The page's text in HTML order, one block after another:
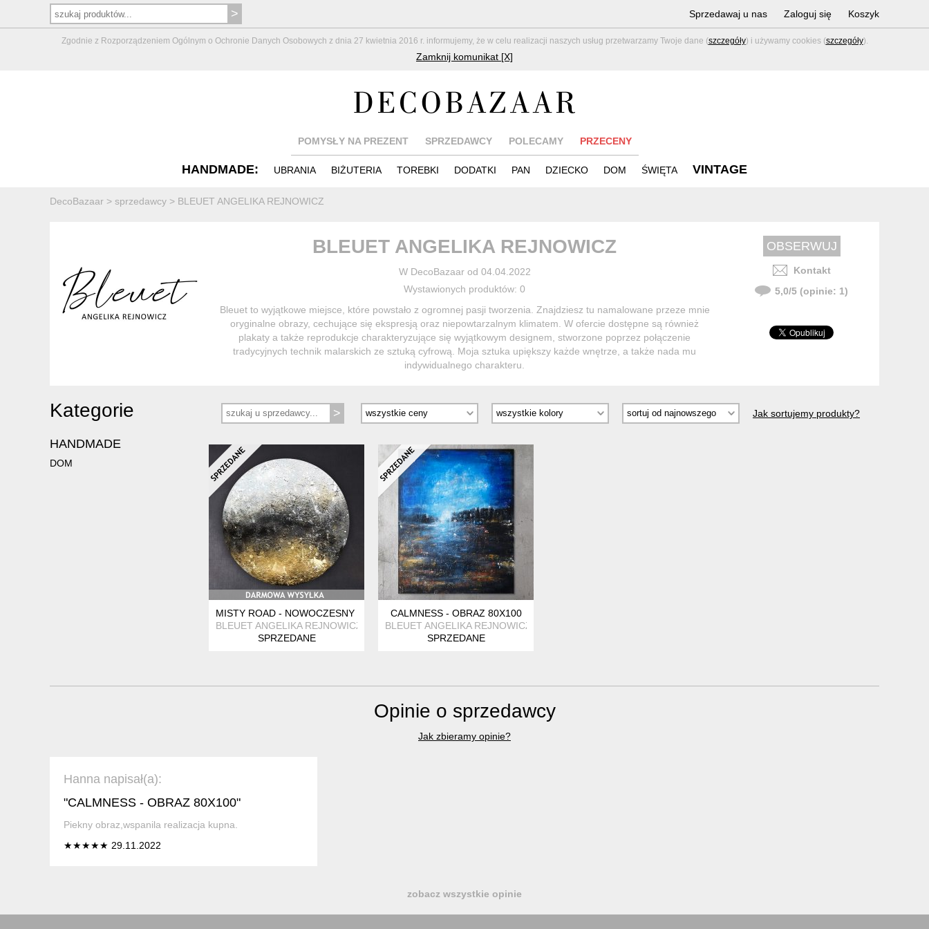
Zgodnie z Rozporządzeniem Ogólnym o Ochronie Danych Osobowych z dnia 27 kwietnia 2016 r. informujemy, że w celu realizacji naszych usług przetwarzamy Twoje dane (szczegóły) i używamy cookies (szczegóły).
Zamknij komunikat [X]
Sprzedawaj u nas Zaloguj się Koszyk
POMYSŁY NA PREZENT SPRZEDAWCY POLECAMY PRZECENY
HANDMADE: UBRANIA BIŻUTERIA TOREBKI DODATKI PAN DZIECKO DOM ŚWIĘTA VINTAGE
DecoBazaar > sprzedawcy > BLEUET ANGELIKA REJNOWICZ
Kontakt
5,0/5 (opinie: 1)
BLEUET ANGELIKA REJNOWICZ
W DecoBazaar od 04.04.2022
Wystawionych produktów: 0
Bleuet to wyjątkowe miejsce, które powstało z ogromnej pasji tworzenia. Znajdziesz tu namalowane przeze mnie
oryginalne obrazy, cechujące się ekspresją oraz niepowtarzalnym klimatem. W ofercie dostępne są również
plakaty a także reprodukcje charakteryzujące się wyjątkowym designem, stworzone poprzez połączenie
tradycyjnych technik malarskich ze sztuką cyfrową. Moja sztuka upiększy każde wnętrze, a także nada mu
indywidualnego charakteru.
Kategorie
HANDMADE
DOM
Jak sortujemy produkty?
MISTY ROAD - NOWOCZESNY OBRAZ W KOLE ABSTRAKCYJNY ZŁOTO ŚREDNICA 100 CM
BLEUET ANGELIKA REJNOWICZ
SPRZEDANE
CALMNESS - OBRAZ 80X100
BLEUET ANGELIKA REJNOWICZ
SPRZEDANE
Opinie o sprzedawcy
Jak zbieramy opinie?
Hanna napisał(a):
"CALMNESS - OBRAZ 80X100"
Piekny obraz,wspanila realizacja kupna.
★★★★★ 29.11.2022
zobacz wszystkie opinie